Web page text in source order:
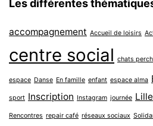
Les différentes
accompagnement Accueil de loisirs
centre social chats
espace Danse En famille enfant espace alma
sport Inscription Instagram journée Lille
Rencontres repair café réseaux sociaux